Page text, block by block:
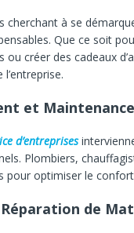
cherchant à se
Que ce soit
ou créer des cadeaux
l’entreprise.
et Maintenance
d’entreprises
Plombiers,
pour optimiser le
de